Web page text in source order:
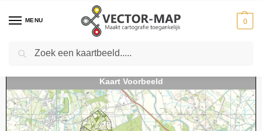
MENU 0
Home Kaarten - Topografische kaarten